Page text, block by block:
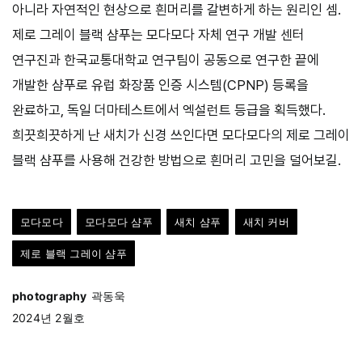
아니라 자연적인 현상으로 흰머리를 갈변하게 하는 원리인 셈.
제로 그레이 블랙 샴푸는 모다모다 자체 연구 개발 센터
연구진과 한국교통대학교 연구팀이 공동으로 연구한 끝에
개발한 샴푸로 유럽 화장품 인증 시스템(CPNP) 등록을
완료하고, 독일 더마테스트에서 엑설런트 등급을 획득했다.
희끗희끗하게 난 새치가 신경 쓰인다면 모다모다의 제로 그레이
블랙 샴푸를 사용해 건강한 방법으로 흰머리 고민을 덜어보길.
모다모다 모다모다 샴푸 새치 샴푸 새치 커버
제로 블랙 그레이 샴푸
photography 곽동욱
2024년 2월호